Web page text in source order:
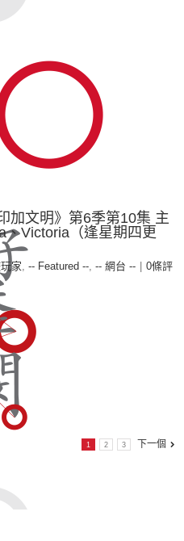
加文明》第6季第10集 主
Victoria（逢星期四更
家, -- Featured --, -- 網台 --
0條評
1 2 3 下一個